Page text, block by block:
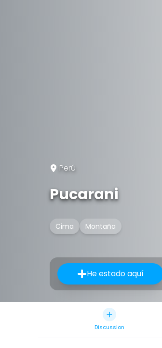
Perú
Pucarani
Cima Montaña
He estado aquí
Discussion